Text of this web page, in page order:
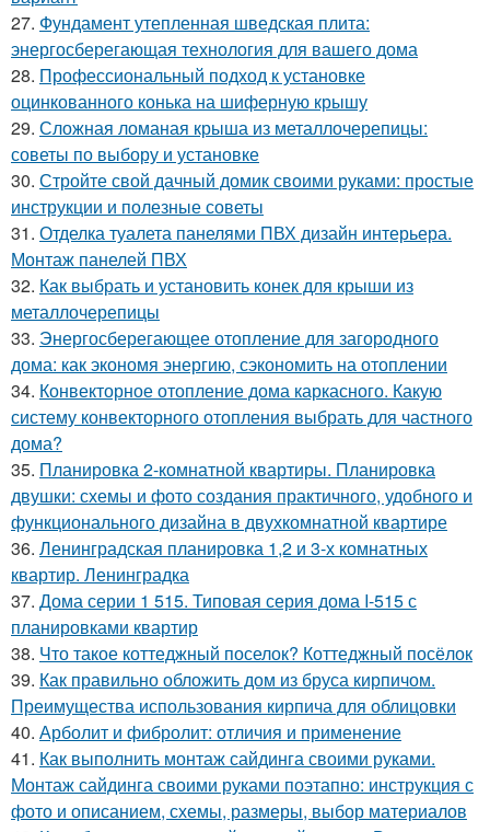
27. Фундамент утепленная шведская плита:
энергосберегающая технология для вашего дома
28. Профессиональный подход к установке
оцинкованного конька на шиферную крышу
29. Сложная ломаная крыша из металлочерепицы:
советы по выбору и установке
30. Стройте свой дачный домик своими руками: простые
инструкции и полезные советы
31. Отделка туалета панелями ПВХ дизайн интерьера.
Монтаж панелей ПВХ
32. Как выбрать и установить конек для крыши из
металлочерепицы
33. Энергосберегающее отопление для загородного
дома: как экономя энергию, сэкономить на отоплении
34. Конвекторное отопление дома каркасного. Какую
систему конвекторного отопления выбрать для частного
дома?
35. Планировка 2-комнатной квартиры. Планировка
двушки: схемы и фото создания практичного, удобного и
функционального дизайна в двухкомнатной квартире
36. Ленинградская планировка 1,2 и 3-х комнатных
квартир. Ленинградка
37. Дома серии 1 515. Типовая серия дома I-515 с
планировками квартир
38. Что такое коттеджный поселок? Коттеджный посёлок
39. Как правильно обложить дом из бруса кирпичом.
Преимущества использования кирпича для облицовки
40. Арболит и фибролит: отличия и применение
41. Как выполнить монтаж сайдинга своими руками.
Монтаж сайдинга своими руками поэтапно: инструкция с
фото и описанием, схемы, размеры, выбор материалов